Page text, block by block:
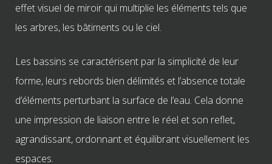
effet visuel de miroir qui multiplie les éléments tels que
les arbres, les bâtiments ou le ciel.
Les bassins se caractérisent par la simplicité de leur
forme, leurs rebords bien délimités et l’absence totale
d’éléments perturbant la surface de l’eau. Cela donne
une impression de liaison entre le réel et son reflet,
agrandissant, ordonnant et équilibrant visuellement les
espaces.